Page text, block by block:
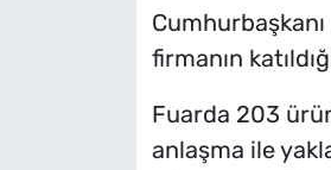
Cumhurbaşkanı
firmanın
Fuarda 203
anlaşma ile